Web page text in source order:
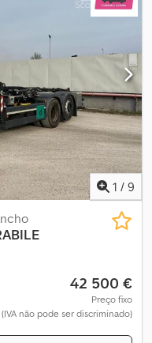
1 / 9
42 500 €
Preço fixo
(IVA não pode ser discriminado)